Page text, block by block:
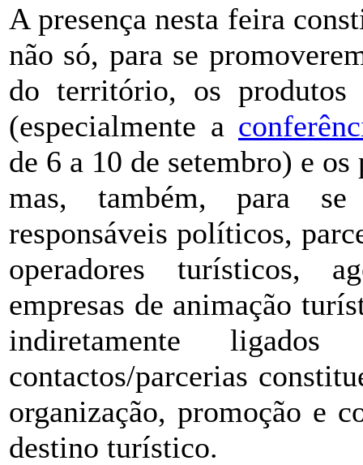
A presença nesta feira
não só, para se
do território, os produtos
(especialmente a
de 6 a 10 de setembro) e
mas, também, para se
responsáveis políticos,
operadores turísticos,
empresas de animação
indiretamente
contactos/parcerias
organização, promoção e
destino turístico.